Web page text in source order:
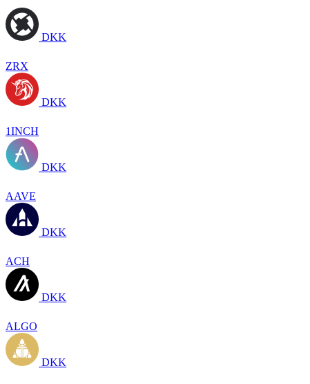
DKK
ZRX
DKK
1INCH
DKK
AAVE
DKK
ACH
DKK
ALGO
DKK